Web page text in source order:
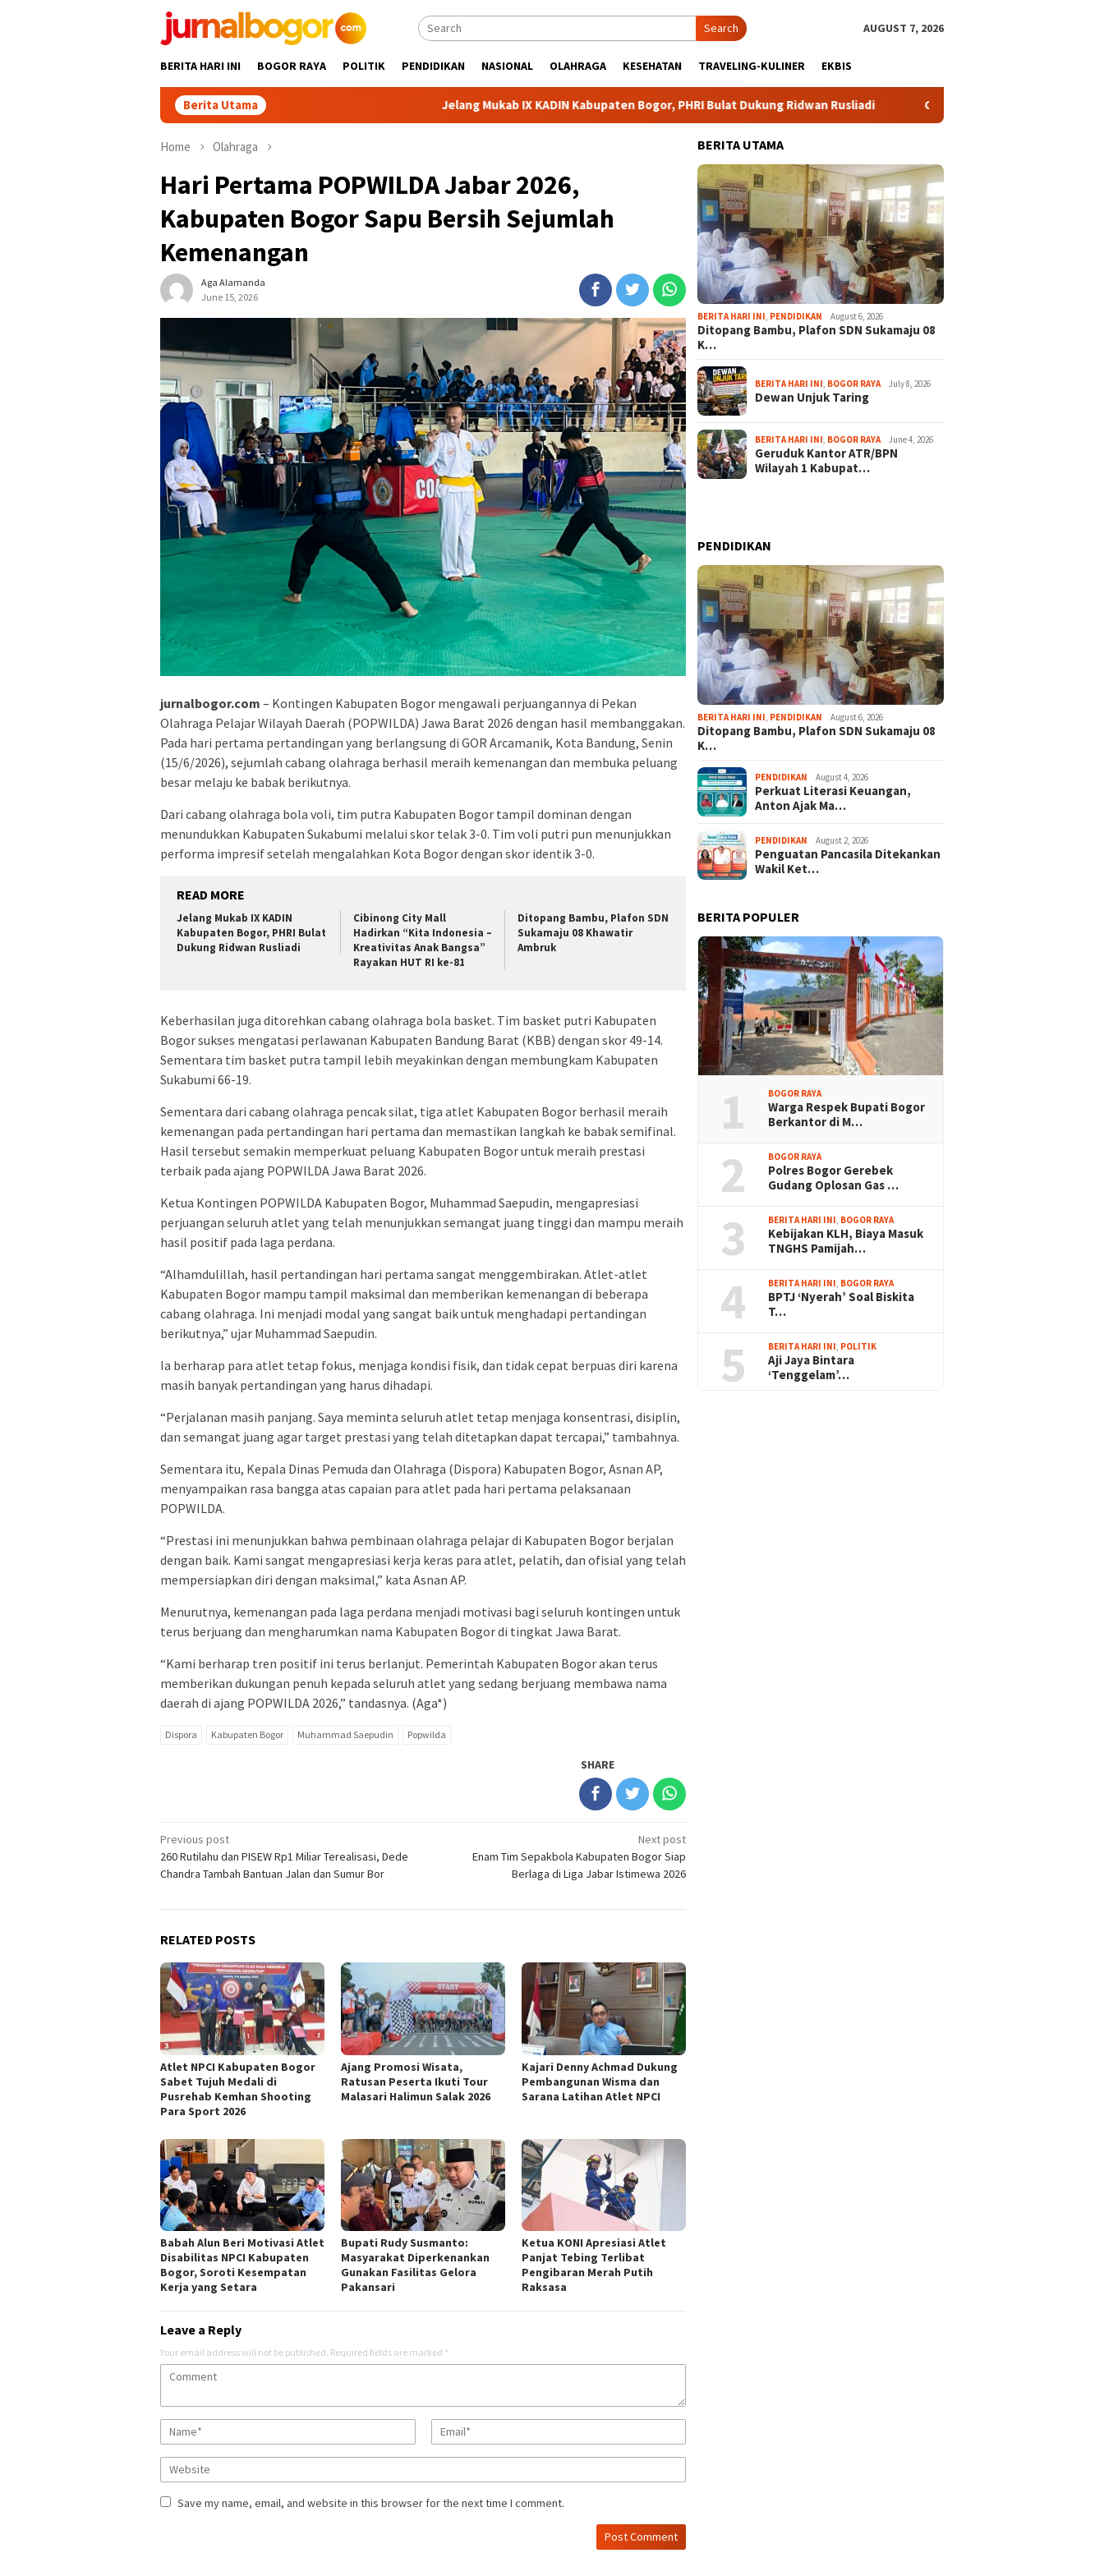
Search AUGUST 7, 2026
BERITA HARI INI BOGOR RAYA POLITIK PENDIDIKAN NASIONAL OLAHRAGA KESEHATAN TRAVELING-KULINER EKBIS
Berita Utama Jelang Mukab IX KADIN Kabupaten Bogor, PHRI Bulat Dukung Ridwan Rusliadi Cibinong City Mall Hadirkan “Kita Indonesia –
Home Olahraga
Hari Pertama POPWILDA Jabar 2026,
Kabupaten Bogor Sapu Bersih Sejumlah
Kemenangan
Aga Alamanda
June 15, 2026
jurnalbogor.com – Kontingen Kabupaten Bogor mengawali perjuangannya di Pekan
Olahraga Pelajar Wilayah Daerah (POPWILDA) Jawa Barat 2026 dengan hasil membanggakan.
Pada hari pertama pertandingan yang berlangsung di GOR Arcamanik, Kota Bandung, Senin
(15/6/2026), sejumlah cabang olahraga berhasil meraih kemenangan dan membuka peluang
besar melaju ke babak berikutnya.
Dari cabang olahraga bola voli, tim putra Kabupaten Bogor tampil dominan dengan
menundukkan Kabupaten Sukabumi melalui skor telak 3-0. Tim voli putri pun menunjukkan
performa impresif setelah mengalahkan Kota Bogor dengan skor identik 3-0.
READ MORE
Jelang Mukab IX KADIN
Kabupaten Bogor, PHRI Bulat
Dukung Ridwan Rusliadi
Cibinong City Mall
Hadirkan “Kita Indonesia –
Kreativitas Anak Bangsa”
Rayakan HUT RI ke-81
Ditopang Bambu, Plafon SDN
Sukamaju 08 Khawatir
Ambruk
Keberhasilan juga ditorehkan cabang olahraga bola basket. Tim basket putri Kabupaten
Bogor sukses mengatasi perlawanan Kabupaten Bandung Barat (KBB) dengan skor 49-14.
Sementara tim basket putra tampil lebih meyakinkan dengan membungkam Kabupaten
Sukabumi 66-19.
Sementara dari cabang olahraga pencak silat, tiga atlet Kabupaten Bogor berhasil meraih
kemenangan pada pertandingan hari pertama dan memastikan langkah ke babak semifinal.
Hasil tersebut semakin memperkuat peluang Kabupaten Bogor untuk meraih prestasi
terbaik pada ajang POPWILDA Jawa Barat 2026.
Ketua Kontingen POPWILDA Kabupaten Bogor, Muhammad Saepudin, mengapresiasi
perjuangan seluruh atlet yang telah menunjukkan semangat juang tinggi dan mampu meraih
hasil positif pada laga perdana.
“Alhamdulillah, hasil pertandingan hari pertama sangat menggembirakan. Atlet-atlet
Kabupaten Bogor mampu tampil maksimal dan memberikan kemenangan di beberapa
cabang olahraga. Ini menjadi modal yang sangat baik untuk menghadapi pertandingan
berikutnya,” ujar Muhammad Saepudin.
Ia berharap para atlet tetap fokus, menjaga kondisi fisik, dan tidak cepat berpuas diri karena
masih banyak pertandingan yang harus dihadapi.
“Perjalanan masih panjang. Saya meminta seluruh atlet tetap menjaga konsentrasi, disiplin,
dan semangat juang agar target prestasi yang telah ditetapkan dapat tercapai,” tambahnya.
Sementara itu, Kepala Dinas Pemuda dan Olahraga (Dispora) Kabupaten Bogor, Asnan AP,
menyampaikan rasa bangga atas capaian para atlet pada hari pertama pelaksanaan
POPWILDA.
“Prestasi ini menunjukkan bahwa pembinaan olahraga pelajar di Kabupaten Bogor berjalan
dengan baik. Kami sangat mengapresiasi kerja keras para atlet, pelatih, dan ofisial yang telah
mempersiapkan diri dengan maksimal,” kata Asnan AP.
Menurutnya, kemenangan pada laga perdana menjadi motivasi bagi seluruh kontingen untuk
terus berjuang dan mengharumkan nama Kabupaten Bogor di tingkat Jawa Barat.
“Kami berharap tren positif ini terus berlanjut. Pemerintah Kabupaten Bogor akan terus
memberikan dukungan penuh kepada seluruh atlet yang sedang berjuang membawa nama
daerah di ajang POPWILDA 2026,” tandasnya. (Aga*)
Dispora Kabupaten Bogor Muhammad Saepudin Popwilda
SHARE
Post
navigation
Previous post
260 Rutilahu dan PISEW Rp1 Miliar Terealisasi, Dede
Chandra Tambah Bantuan Jalan dan Sumur Bor
Next post
Enam Tim Sepakbola Kabupaten Bogor Siap
Berlaga di Liga Jabar Istimewa 2026
RELATED POSTS
Atlet NPCI Kabupaten Bogor
Sabet Tujuh Medali di
Pusrehab Kemhan Shooting
Para Sport 2026
Ajang Promosi Wisata,
Ratusan Peserta Ikuti Tour
Malasari Halimun Salak 2026
Kajari Denny Achmad Dukung
Pembangunan Wisma dan
Sarana Latihan Atlet NPCI
Babah Alun Beri Motivasi Atlet
Disabilitas NPCI Kabupaten
Bogor, Soroti Kesempatan
Kerja yang Setara
Bupati Rudy Susmanto:
Masyarakat Diperkenankan
Gunakan Fasilitas Gelora
Pakansari
Ketua KONI Apresiasi Atlet
Panjat Tebing Terlibat
Pengibaran Merah Putih
Raksasa
Leave a Reply
Your email address will not be published. Required fields are marked *
Save my name, email, and website in this browser for the next time I comment.
BERITA UTAMA
BERITA HARI INI PENDIDIKAN August 6, 2026
Ditopang Bambu, Plafon SDN Sukamaju 08
K…
BERITA HARI INI BOGOR RAYA July 8, 2026
Dewan Unjuk Taring
BERITA HARI INI BOGOR RAYA June 4, 2026
Geruduk Kantor ATR/BPN
Wilayah 1 Kabupat…
PENDIDIKAN
BERITA HARI INI PENDIDIKAN August 6, 2026
Ditopang Bambu, Plafon SDN Sukamaju 08
K…
PENDIDIKAN August 4, 2026
Perkuat Literasi Keuangan,
Anton Ajak Ma…
PENDIDIKAN August 2, 2026
Penguatan Pancasila Ditekankan
Wakil Ket…
BERITA POPULER
1 BOGOR RAYA
Warga Respek Bupati Bogor
Berkantor di M…
2 BOGOR RAYA
Polres Bogor Gerebek
Gudang Oplosan Gas …
3 BERITA HARI INI, BOGOR RAYA
Kebijakan KLH, Biaya Masuk
TNGHS Pamijah…
4 BERITA HARI INI, BOGOR RAYA
BPTJ ‘Nyerah’ Soal Biskita
T…
5 BERITA HARI INI, POLITIK
Aji Jaya Bintara
‘Tenggelam’…